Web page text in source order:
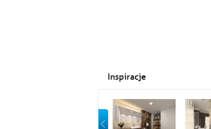
Inspiracje